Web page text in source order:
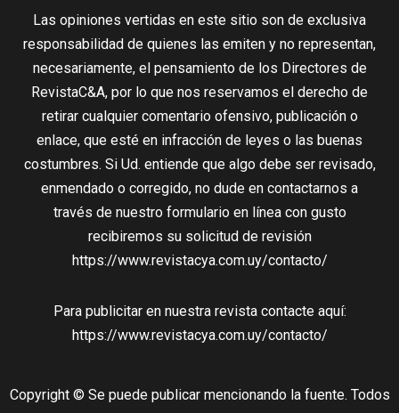
Las opiniones vertidas en este sitio son de exclusiva
responsabilidad de quienes las emiten y no representan,
necesariamente, el pensamiento de los Directores de
RevistaC&A, por lo que nos reservamos el derecho de
retirar cualquier comentario ofensivo, publicación o
enlace, que esté en infracción de leyes o las buenas
costumbres. Si Ud. entiende que algo debe ser revisado,
enmendado o corregido, no dude en contactarnos a
través de nuestro formulario en línea con gusto
recibiremos su solicitud de revisión
https://www.revistacya.com.uy/contacto/
Para publicitar en nuestra revista contacte aquí:
https://www.revistacya.com.uy/contacto/
Copyright © Se puede publicar mencionando la fuente. Todos